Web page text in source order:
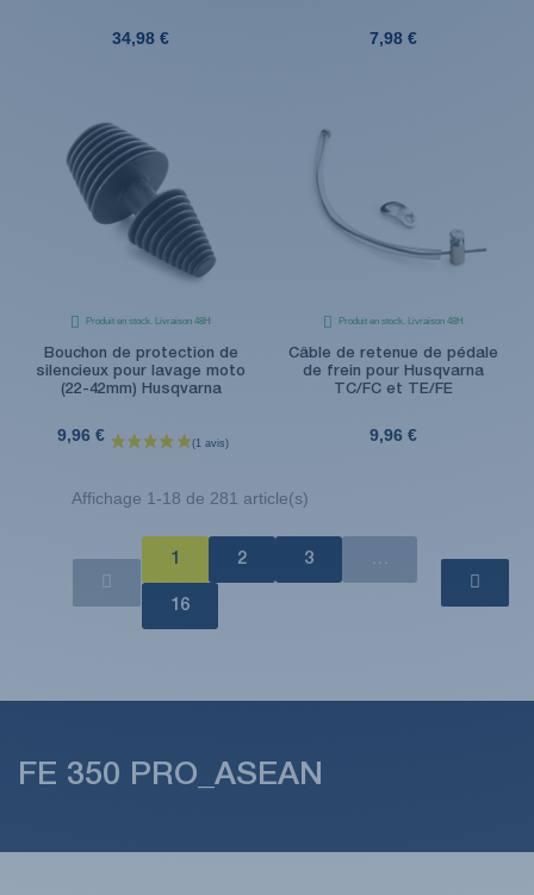
(1 avis)
34,98 € 7,98 €
Produit en stock. Livraison 48H
Bouchon de protection de
silencieux pour lavage moto
(22-42mm) Husqvarna
9,96 €
Produit en stock. Livraison 48H
Câble de retenue de pédale
de frein pour Husqvarna
TC/FC et TE/FE
9,96 €
Affichage 1-18 de 281 article(s)
1 2 3
16
FE 350 PRO_ASEAN